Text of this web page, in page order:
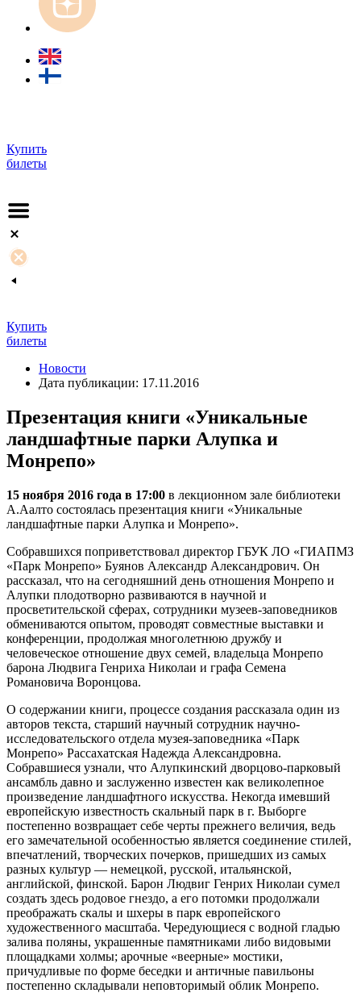
Купить
билеты
Купить
билеты
Новости
Дата публикации: 17.11.2016
Презентация книги «Уникальные
ландшафтные парки Алупка и
Монрепо»
15 ноября 2016 года в 17:00 в лекционном зале библиотеки
А.Аалто состоялась презентация книги «Уникальные
ландшафтные парки Алупка и Монрепо».
Собравшихся поприветствовал директор ГБУК ЛО «ГИАПМЗ
«Парк Монрепо» Буянов Александр Александрович. Он
рассказал, что на сегодняшний день отношения Монрепо и
Алупки плодотворно развиваются в научной и
просветительской сферах, сотрудники музеев-заповедников
обмениваются опытом, проводят совместные выставки и
конференции, продолжая многолетнюю дружбу и
человеческое отношение двух семей, владельца Монрепо
барона Людвига Генриха Николаи и графа Семена
Романовича Воронцова.
О содержании книги, процессе создания рассказала один из
авторов текста, старший научный сотрудник научно-
исследовательского отдела музея-заповедника «Парк
Монрепо» Рассахатская Надежда Александровна.
Собравшиеся узнали, что Алупкинский дворцово-парковый
ансамбль давно и заслуженно известен как великолепное
произведение ландшафтного искусства. Некогда имевший
европейскую известность скальный парк в г. Выборге
постепенно возвращает себе черты прежнего величия, ведь
его замечательной особенностью является соединение стилей,
впечатлений, творческих почерков, пришедших из самых
разных культур — немецкой, русской, итальянской,
английской, финской. Барон Людвиг Генрих Николаи сумел
создать здесь родовое гнездо, а его потомки продолжали
преображать скалы и шхеры в парк европейского
художественного масштаба. Чередующиеся с водной гладью
залива поляны, украшенные памятниками либо видовыми
площадками холмы; арочные «веерные» мостики,
причудливые по форме беседки и античные павильоны
постепенно складывали неповторимый облик Монрепо.